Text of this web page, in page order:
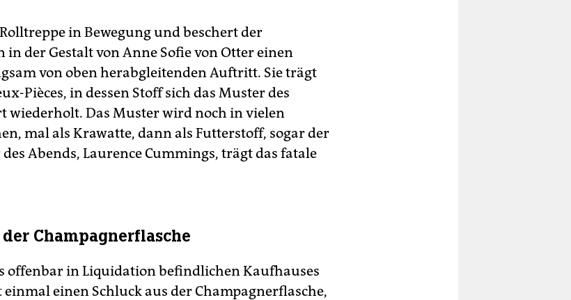
in Bewegung und beschert der
der Gestalt von Anne Sofie von Otter einen
von oben herabgleitenden Auftritt. Sie trägt
Pièces, in dessen Stoff sich das Muster des
wiederholt. Das Muster wird noch in vielen
mal als Krawatte, dann als Futterstoff, sogar der
Abends, Laurence Cummings, trägt das fatale
Champagnerflasche
offenbar in Liquidation befindlichen Kaufhauses
einen Schluck aus der Champagnerflasche,